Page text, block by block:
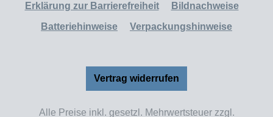
Erklärung zur Barrierefreiheit
Bildnachweise
Batteriehinweise
Verpackungshinweise
Vertrag widerrufen
Alle Preise inkl. gesetzl. Mehrwertsteuer zzgl.